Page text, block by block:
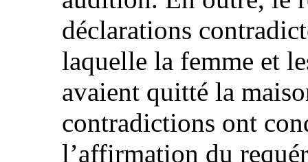
déclarations
laquelle la femme et
avaient quitté la
contradictions ont
l’affirmation du